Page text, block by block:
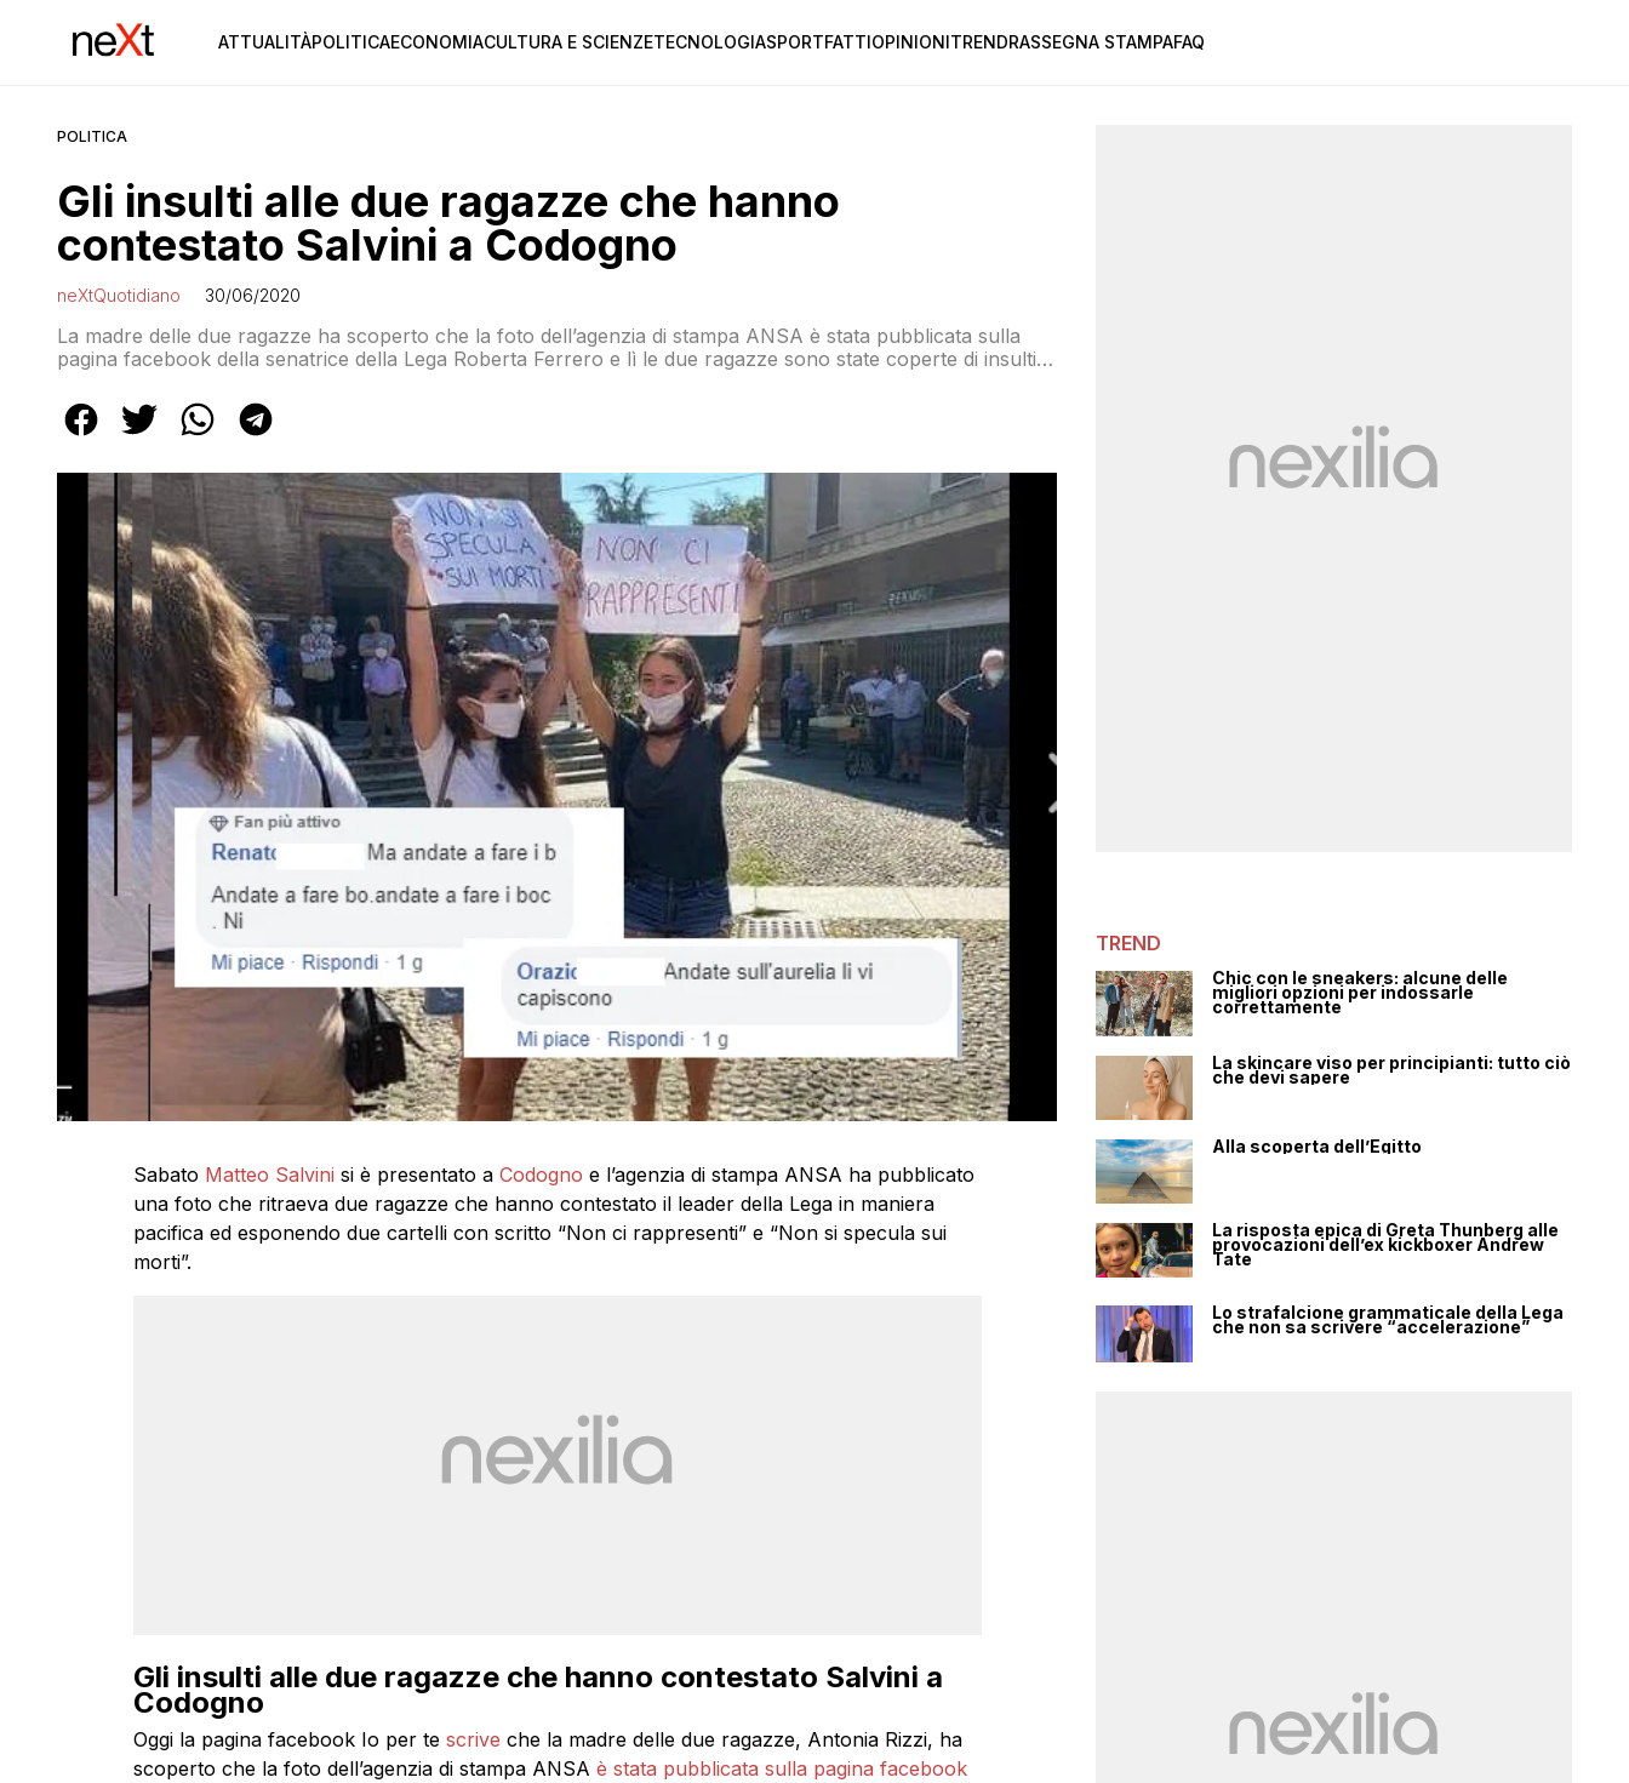
ATTUALITÀPOLITICAECONOMIACULTURA E SCIENZETECNOLOGIASPORTFATTIOPINIONITRENDRASSEGNA STAMPAFAQ
POLITICA
Gli insulti alle due ragazze che hanno
contestato Salvini a Codogno
neXtQuotidiano 30/06/2020
La madre delle due ragazze ha scoperto che la foto dell’agenzia di stampa ANSA è stata pubblicata sulla
pagina facebook della senatrice della Lega Roberta Ferrero e lì le due ragazze sono state coperte di insulti.
Sabato Matteo Salvini si è presentato a Codogno e l’agenzia di stampa ANSA ha pubblicato
una foto che ritraeva due ragazze che hanno contestato il leader della Lega in maniera
pacifica ed esponendo due cartelli con scritto “Non ci rappresenti” e “Non si specula sui
morti”.
Gli insulti alle due ragazze che hanno contestato Salvini a
Codogno
Oggi la pagina facebook Io per te scrive che la madre delle due ragazze, Antonia Rizzi, ha
scoperto che la foto dell’agenzia di stampa ANSA è stata pubblicata sulla pagina facebook
TREND
Chic con le sneakers: alcune delle
migliori opzioni per indossarle
correttamente
La skincare viso per principianti: tutto ciò
che devi sapere
Alla scoperta dell’Egitto
La risposta epica di Greta Thunberg alle
provocazioni dell’ex kickboxer Andrew
Tate
Lo strafalcione grammaticale della Lega
che non sa scrivere “accelerazione”